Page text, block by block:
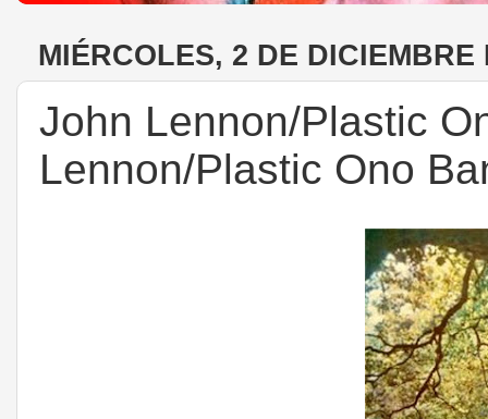
MIÉRCOLES, 2 DE DICIEMBRE
John Lennon/Plastic
Lennon/Plastic Ono